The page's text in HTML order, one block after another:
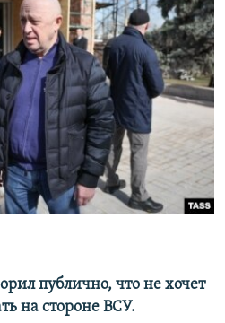
публично, что не хочет
на стороне ВСУ.